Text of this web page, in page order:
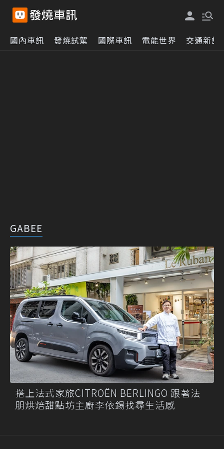
國內車訊 發燒試駕 國際車訊 電能世界 交通新訊
GABEE
搭上法式家旅CITROËN BERLINGO 跟著法
朋烘焙甜點坊主廚李依錫找尋生活感